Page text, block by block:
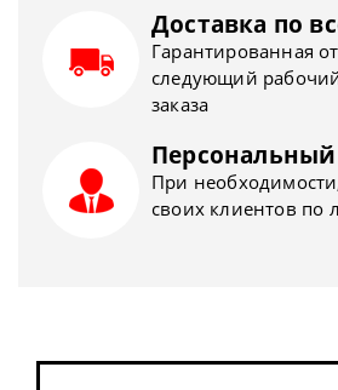
Доставка по
Гарантированная
следующий
заказа
При
своих клиентов по